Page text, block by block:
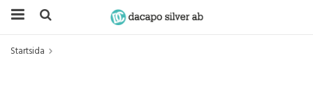
Startsida